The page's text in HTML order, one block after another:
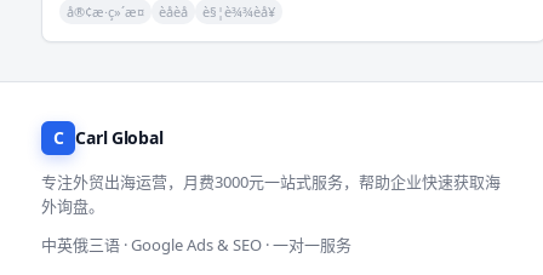
å®¢æ·ç»´æ¤ èåèå è§¦è¾¾èå¥
C Carl Global
专注外贸出海运营，月费3000元一站式服务，帮助企业快速获取海
外询盘。
中英俄三语 · Google Ads & SEO · 一对一服务